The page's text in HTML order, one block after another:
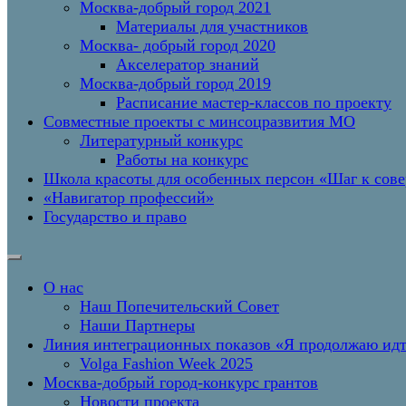
Москва-добрый город 2021
Материалы для участников
Москва- добрый город 2020
Акселератор знаний
Москва-добрый город 2019
Расписание мастер-классов по проекту
Совместные проекты с минсоцразвития МО
Литературный конкурс
Работы на конкурс
Школа красоты для особенных персон «Шаг к
«Навигатор профессий»
Государство и право
О нас
Наш Попечительский Совет
Наши Партнеры
Линия интеграционных показов «Я продолжаю
Volga Fashion Week 2025
Москва-добрый город-конкурс грантов
Новости проекта